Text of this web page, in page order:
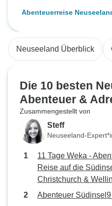
Abenteuerreise
Neuseeland Überblick
Die 10 besten
Abenteuer &
Zusammengestellt von
Steff
Neuseeland-
11 Tage Weka -
Reise auf die
Christchurch &
Abenteuer Südinsel9